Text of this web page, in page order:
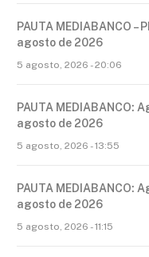
PAUTA MEDIABANCO –
agosto de 2026
5 agosto, 2026 - 20:06
PAUTA MEDIABANCO:
agosto de 2026
5 agosto, 2026 - 13:55
PAUTA MEDIABANCO:
agosto de 2026
5 agosto, 2026 - 11:15